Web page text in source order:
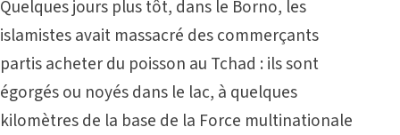
Quelques jours plus tôt, dans le Borno, les
islamistes avait massacré des commerçants
partis acheter du poisson au Tchad : ils sont
égorgés ou noyés dans le lac, à quelques
kilomètres de la base de la Force multinationale